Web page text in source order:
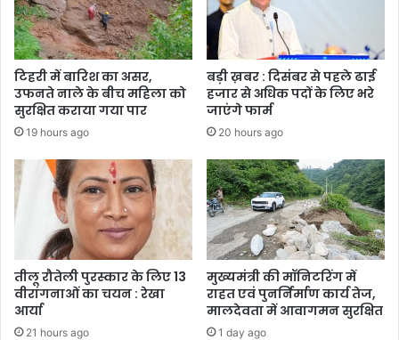
टिहरी में बारिश का असर,
उफनते नाले के बीच महिला को
सुरक्षित कराया गया पार
19 hours ago
बड़ी ख़बर : दिसंबर से पहले ढाई
हजार से अधिक पदों के लिए भरे
जाएंगे फार्म
20 hours ago
तीलू रौतेली पुरस्कार के लिए 13
वीरांगनाओं का चयन : रेखा
आर्या
21 hours ago
मुख्यमंत्री की मॉनिटरिंग में
राहत एवं पुनर्निर्माण कार्य तेज,
मालदेवता में आवागमन सुरक्षित
1 day ago